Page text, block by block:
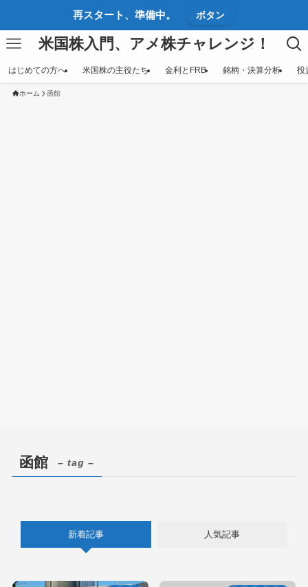
再スタート、準備中。 ボタン
米国株入門、アメ株チャレンジ！
はじめての方へ 米国株の主役たち 金利とFRB 銘柄・決算分析 投
ホーム 函館
函館 – tag –
新着記事 人気記事